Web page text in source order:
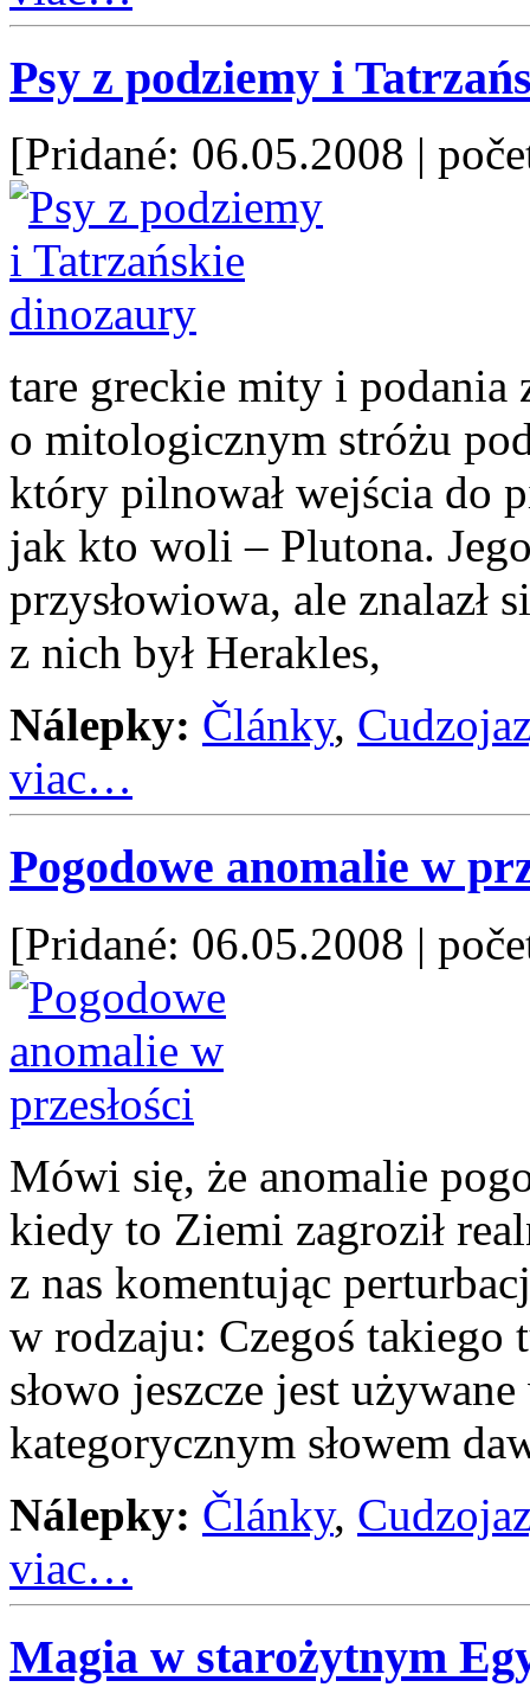
Psy z podziemy i
[Pridané: 06.05.2008 |
tare greckie mity i podania
o mitologicznym stróżu
który pilnował wejścia do
jak kto woli – Plutona.
przysłowiowa, ale znalazł
z nich był Herakles,
Nálepky: Články,
viac…
Pogodowe anomalie w
[Pridané: 06.05.2008 |
Mówi się, że anomalie
kiedy to Ziemi zagroził
z nas komentując
w rodzaju: Czegoś takiego
słowo jeszcze jest
kategorycznym słowem
Nálepky: Články,
viac…
Magia w starożytnym